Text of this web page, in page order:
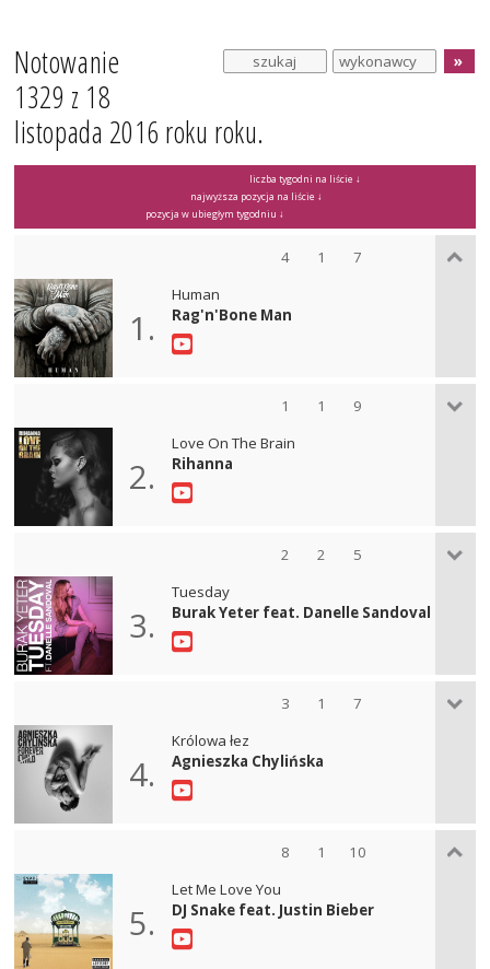
Notowanie
1329 z 18
listopada 2016 roku roku.
liczba tygodni na liście ↓
najwyższa pozycja na liście ↓
pozycja w ubiegłym tygodniu ↓
4 1 7
1.
Human
Rag'n'Bone Man
1 1 9
2.
Love On The Brain
Rihanna
2 2 5
3.
Tuesday
Burak Yeter feat. Danelle Sandoval
3 1 7
4.
Królowa łez
Agnieszka Chylińska
8 1 10
5.
Let Me Love You
DJ Snake feat. Justin Bieber